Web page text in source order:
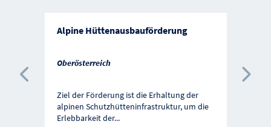
Alpine Hüttenausbauförderung
Oberösterreich
Ziel der Förderung ist die Erhaltung der
alpinen Schutzhütteninfrastruktur, um die
Erlebbarkeit der...
Vorherige Förderung